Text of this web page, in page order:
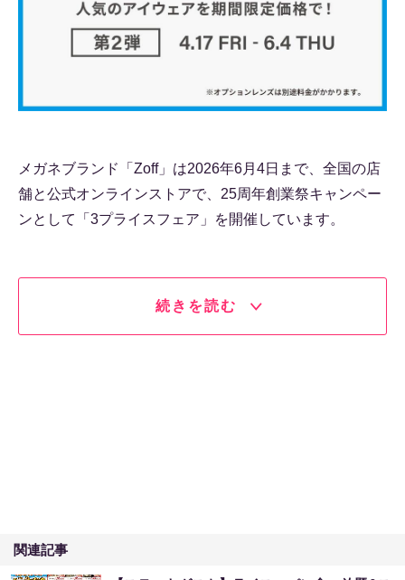
メガネブランド「Zoff」は2026年6月4日まで、全国の店
舗と公式オンラインストアで、25周年創業祭キャンペー
ンとして「3プライスフェア」を開催しています。
続きを読む
関連記事